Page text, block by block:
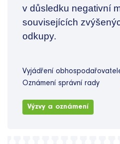
v důsledku negativní
souvisejících
odkupy.
Vyjádření
Oznámení správní rady
Výzvy a oznámení